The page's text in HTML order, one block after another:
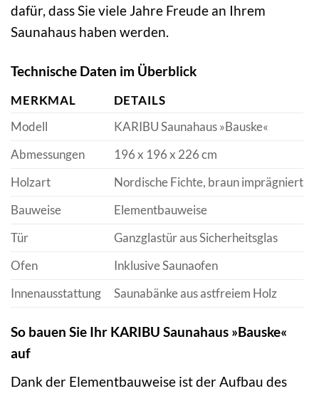
dafür, dass Sie viele Jahre Freude an Ihrem
Saunahaus haben werden.
Technische Daten im Überblick
MERKMAL
DETAILS
Modell
KARIBU Saunahaus »Bauske«
Abmessungen
196 x 196 x 226 cm
Holzart
Nordische Fichte, braun imprägniert
Bauweise
Elementbauweise
Tür
Ganzglastür aus Sicherheitsglas
Ofen
Inklusive Saunaofen
Innenausstattung
Saunabänke aus astfreiem Holz
So bauen Sie Ihr KARIBU Saunahaus »Bauske«
auf
Dank der Elementbauweise ist der Aufbau des